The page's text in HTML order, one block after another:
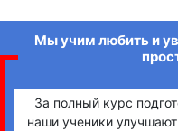
Мы учим любить и
За полный курс
наши ученики